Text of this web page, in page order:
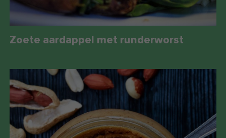
Zoete aardappel met runderworst